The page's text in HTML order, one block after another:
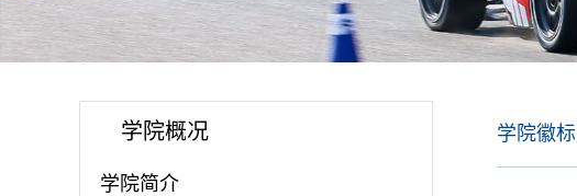
学院概况
学院简介
学院徽标